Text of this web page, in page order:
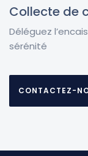
Collecte de
Déléguez
sérénité
CONTACTEZ-